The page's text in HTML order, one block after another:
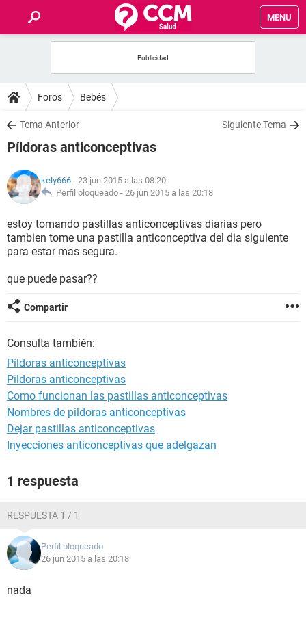
MENU
FOROS
SALUD
NUTRICIÓN
BIENESTAR
GLOSARIO
Foros Bebés
Tema Anterior Siguiente Tema
Píldoras anticonceptivas
kely666 - 23 jun 2015 a las 08:20
Perfil bloqueado - 26 jun 2015 a las 20:18
estoy tomando pastillas anticonceptivas diarias pero
tambien tome una pastilla anticonceptiva del dia siguiente
para estar mas segura.
que puede pasar??
Compartir
Consulta también:
Píldoras anticonceptivas
Pildoras anticonceptivas
Como funcionan las pastillas anticonceptivas
Nombres de pildoras anticonceptivas
Dejar pastillas anticonceptivas
Inyecciones anticonceptivas que adelgazan
1 respuesta
RESPUESTA 1 / 1
Perfil bloqueado
26 jun 2015 a las 20:18
nada